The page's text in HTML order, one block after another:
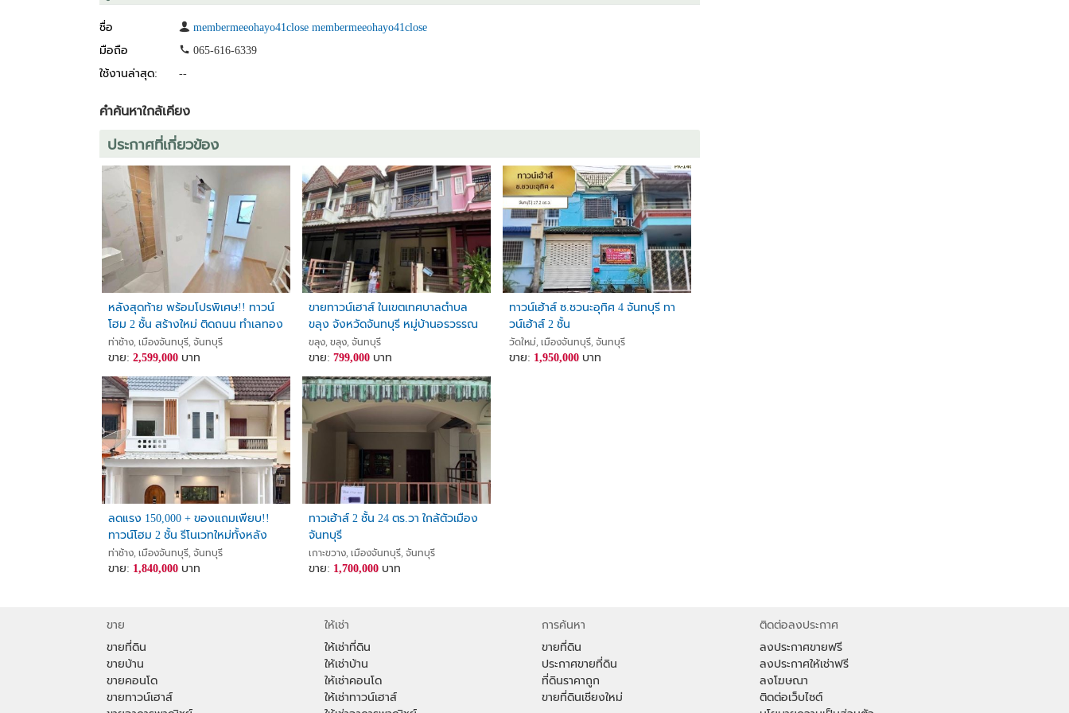
ชื่อ
membermeeohayo41close membermeeohayo41close
มือถือ
065-616-6339
ใช้งานล่าสุด:
--
คำค้นหาใกล้เคียง
ประกาศที่เกี่ยวข้อง
หลังสุดท้าย พร้อมโปรพิเศษ!! ทาวน์
โฮม 2 ชั้น สร้างใหม่ ติดถนน ทำเลทอง
อ.เมือง จ.จันทบุรี ใกล้บิ๊กซี โลตัสฯ
ท่าช้าง, เมืองจันทบุรี, จันทบุรี
ขาย: 2,599,000บาท
ขายทาวน์เฮาส์ ในเขตเทศบาลตำบล
ขลุง จังหวัดจันทบุรี หมู่บ้านอรวรรณ
ขลุง, ขลุง, จันทบุรี
ขาย:799,000 บาท
ทาวน์เฮ้าส์ ซ.ชวนะอุทิศ 4 จันทบุรี ทา
วน์เฮ้าส์ 2 ชั้น
วัดใหม่, เมืองจันทบุรี, จันทบุรี
ขาย: 1,950,000 บาท
ลดแรง 150,000 + ของแถมเพียบ!!
ทาวน์โฮม 2 ชั้น รีโนเวทใหม่ทั้งหลัง
อ.เมือง จ.จันทบุรี ใกล้โลตัส ศาลา
กลางฯ
ท่าช้าง, เมืองจันทบุรี, จันทบุรี
ขาย: 1,840,000บาท
ทาวเฮ้าส์ 2 ชั้น 24 ตร.วา ใกล้ตัวเมือง
จันทบุรี
เกาะขวาง, เมืองจันทบุรี, จันทบุรี
ขาย: 1,700,000 บาท
ขาย
ขายที่ดิน
ขายบ้าน
ขายคอนโด
ขายทาวน์เฮาส์
ให้เช่า
ให้เช่าที่ดิน
ให้เช่าบ้าน
ให้เช่าคอนโด
ให้เช่าทาวน์เฮาส์
การค้นหา
ขายที่ดิน
ประกาศขายที่ดิน
ที่ดินราคาถูก
ขายที่ดินเชียงใหม่
ติดต่อลงประกาศ
ลงประกาศขายฟรี
ลงประกาศให้เช่าฟรี
ลงโฆษณา
ติดต่อเว็บไซต์